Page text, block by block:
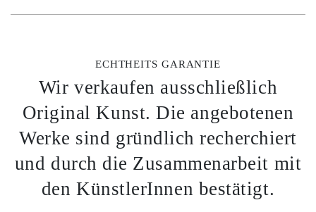
ECHTHEITS GARANTIE
Wir verkaufen ausschließlich
Original Kunst. Die angebotenen
Werke sind gründlich recherchiert
und durch die Zusammenarbeit mit
den KünstlerInnen bestätigt.